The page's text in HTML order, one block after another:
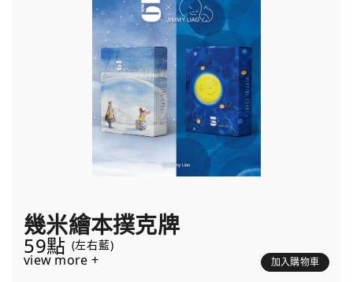
幾米繪本撲克牌
59點 (左右藍)
view more + 加入購物車